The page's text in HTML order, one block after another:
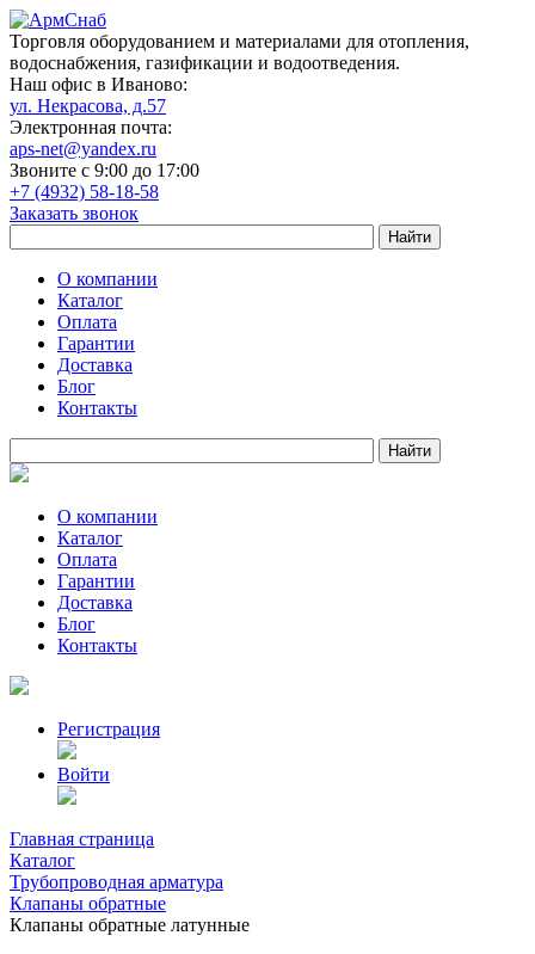
Торговля оборудованием и материалами для отопления,
водоснабжения, газификации и водоотведения.
Наш офис в Иваново:
ул. Некрасова, д.57
Электронная почта:
aps-net@yandex.ru
Звоните с 9:00 до 17:00
+7 (4932) 58-18-58
Заказать звонок
О компании
Каталог
Оплата
Гарантии
Доставка
Блог
Контакты
О компании
Каталог
Оплата
Гарантии
Доставка
Блог
Контакты
Регистрация
Войти
Главная страница
Каталог
Трубопроводная арматура
Клапаны обратные
Клапаны обратные латунные